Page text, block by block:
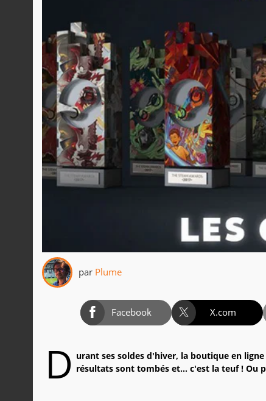
par Plume
Facebook X.com
D urant ses soldes d'hiver, la boutique en ligne
résultats sont tombés et... c'est la teuf ! Ou